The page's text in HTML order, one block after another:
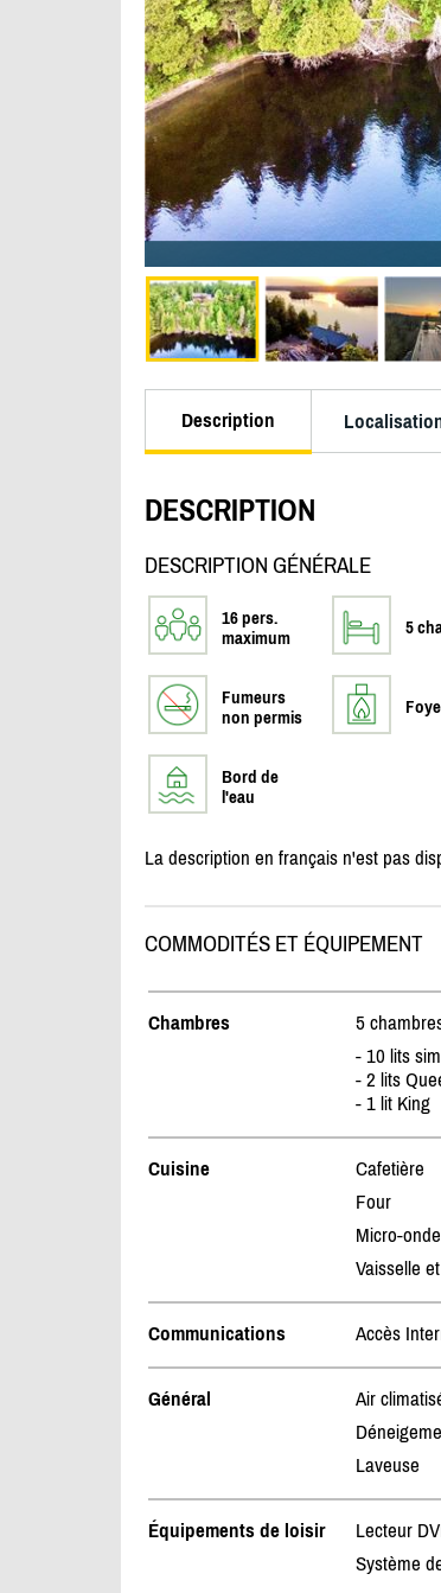
Description
DESCRIPTION
DESCRIPTION GÉNÉRALE
16 pers.
maximum
5
Fumeurs
non permis
Bord de
l'eau
La description en français n'est pas
COMMODITÉS ET ÉQUIPEMENT
Chambres
5
- 10 lits
- 2 lits
- 1 lit King
Cuisine Cafetière
Four
Micro-
Vaisselle
Communications Accès
Général Air
Laveuse
Équipements de loisir Lecteur
Système